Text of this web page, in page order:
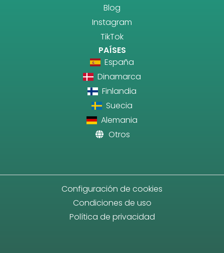
Blog
Instagram
TikTok
PAÍSES
España
Dinamarca
Finlandia
Suecia
Alemania
Otros
Configuración de cookies
Condiciones de uso
Política de privacidad